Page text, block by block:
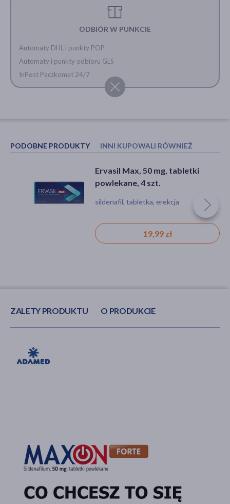
ODBIÓR W PUNKCIE
Automaty DHL i punkty POP
Automaty i punkty odbioru GLS
InPost Paczkomat 24/7
PODOBNE PRODUKTY INNI KUPOWALI RÓWNIEŻ
Ervasil Max, 50 mg, tabletki
powlekane, 4 szt.
sildenafil, tabletka, erekcja
19,99 zł
Maxon Active, 25 mg, tabletki
powlekane, 4 szt.
sildenafil, tabletka, erekcja
14,99 zł
ZALETY PRODUKTU O PRODUKCIE